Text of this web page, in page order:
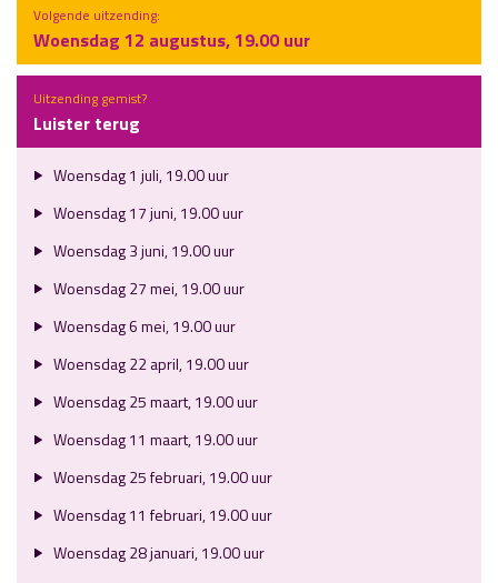
Volgende uitzending:
Woensdag 12 augustus, 19.00 uur
Uitzending gemist?
Luister terug
Woensdag 1 juli, 19.00 uur
Woensdag 17 juni, 19.00 uur
Woensdag 3 juni, 19.00 uur
Woensdag 27 mei, 19.00 uur
Woensdag 6 mei, 19.00 uur
Woensdag 22 april, 19.00 uur
Woensdag 25 maart, 19.00 uur
Woensdag 11 maart, 19.00 uur
Woensdag 25 februari, 19.00 uur
Woensdag 11 februari, 19.00 uur
Woensdag 28 januari, 19.00 uur